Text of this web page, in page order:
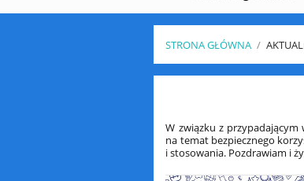
STRONA GŁÓWNA /
W związku z
na temat bezpiecznego
i stosowania. Pozdrawiam i